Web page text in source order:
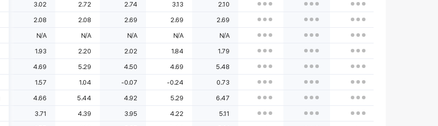
3.02 2.72 2.74 3.13 2.10
2.08 2.08 2.69 2.69 2.69
N/A N/A N/A N/A N/A
1.93 2.20 2.02 1.84 1.79
4.69 5.29 4.50 4.69 5.48
1.57 1.04 -0.07 -0.24 0.73
4.66 5.44 4.92 5.29 6.47
3.71 4.39 3.95 4.22 5.11